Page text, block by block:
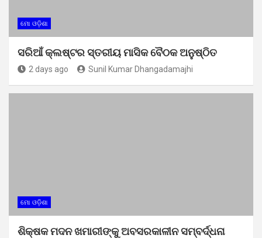
ମୋ ଓଡ଼ିଶା
ସରିଆଁ କ୍ଲଷ୍ଟର ସ୍ତରୀୟ ମାସିକ ବୈଠକ ଅନୁଷ୍ଠିତ
2 days ago Sunil Kumar Dhangadamajhi
ମୋ ଓଡ଼ିଶା
ଶିକ୍ଷକ ମଦନ ଖମାରୀଙ୍କୁ ଅବସରକାଳୀନ ସମ୍ବର୍ଦ୍ଧନା